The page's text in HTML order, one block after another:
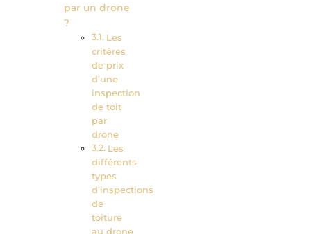
par un drone
?
Les
critères
de prix
d’une
inspection
de toit
par
drone
Les
différents
types
d’inspections
de
toiture
au drone